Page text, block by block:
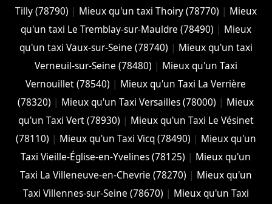
Tilly (78790) | Mieux qu'un taxi Thoiry (78770) | Mieux
qu'un taxi Le Tremblay-sur-Mauldre (78490) | Mieux
qu'un taxi Vaux-sur-Seine (78740) | Mieux qu'un taxi
Verneuil-sur-Seine (78480) | Mieux qu'un Taxi
Vernouillet (78540) | Mieux qu'un Taxi La Verrière
(78320) | Mieux qu'un Taxi Versailles (78000) | Mieux
qu'un Taxi Vert (78930) | Mieux qu'un Taxi Le Vésinet
(78110) | Mieux qu'un Taxi Vicq (78490) | Mieux qu'un
Taxi Vieille-Église-en-Yvelines (78125) | Mieux qu'un
Taxi La Villeneuve-en-Chevrie (78270) | Mieux qu'un
Taxi Villennes-sur-Seine (78670) | Mieux qu'un Taxi